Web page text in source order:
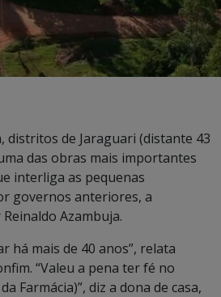
distritos de Jaraguari (distante 43
das obras mais importantes
interliga as pequenas
governos anteriores, a
Azambuja.
há mais de 40 anos”, relata
“Valeu a pena ter fé no
Farmácia)”, diz a dona de casa,